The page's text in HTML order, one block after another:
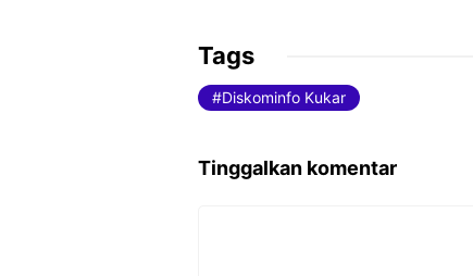
c
e
b
o
er l
Tags
Diskominfo Kukar
Tinggalkan komentar